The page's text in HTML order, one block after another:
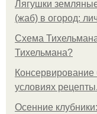
Лягушки
(жаб) в огород:
Схема
Тихельмана?
условиях
Осенние